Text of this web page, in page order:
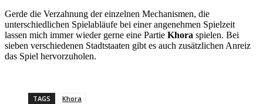
Gerde die Verzahnung der einzelnen Mechanismen, die
unterschiedlichen Spielabläufe bei einer angenehmen Spielzeit
lassen mich immer wieder gerne eine Partie Khora spielen. Bei
sieben verschiedenen Stadtstaaten gibt es auch zusätzlichen Anreiz
das Spiel hervorzuholen.
TAGS Khora